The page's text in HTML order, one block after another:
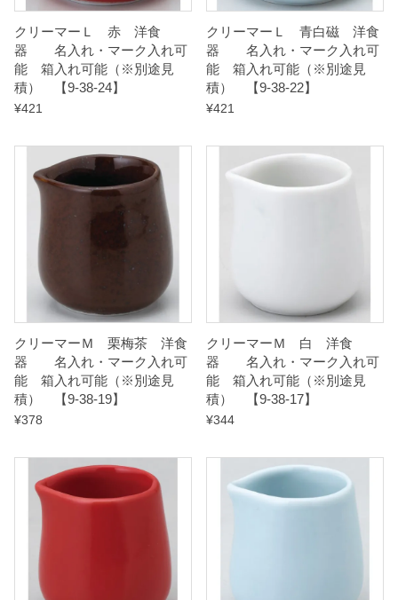
クリーマーＬ 赤 洋食
器 名入れ・マーク入れ可
能 箱入れ可能（※別途見
積） 【9-38-24】
¥421
クリーマーＬ 青白磁 洋食
器 名入れ・マーク入れ可
能 箱入れ可能（※別途見
積） 【9-38-22】
¥421
クリーマーＭ 栗梅茶 洋食
器 名入れ・マーク入れ可
能 箱入れ可能（※別途見
積） 【9-38-19】
¥378
クリーマーＭ 白 洋食
器 名入れ・マーク入れ可
能 箱入れ可能（※別途見
積） 【9-38-17】
¥344